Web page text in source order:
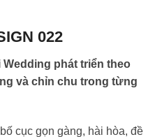
022
phát triển theo
và chỉn chu trong từng
cục gọn gàng, hài hòa, đề